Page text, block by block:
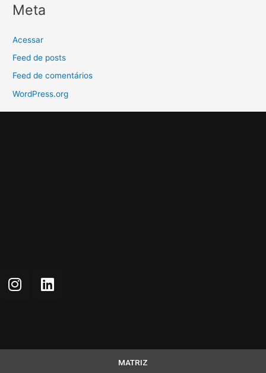
Meta
Acessar
Feed de posts
Feed de comentários
WordPress.org
MATRIZ